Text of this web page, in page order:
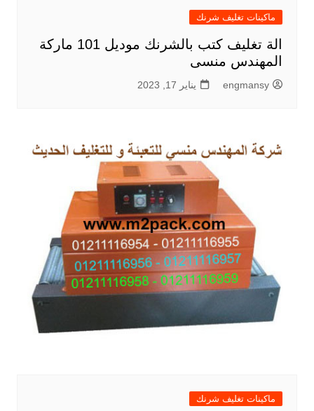
ماكينات تغليف شرنك
الة تغليف كتب بالشرنك موديل 101 ماركة
المهندس منسى
engmansy يناير 17, 2023
ماكينات تغليف شرنك